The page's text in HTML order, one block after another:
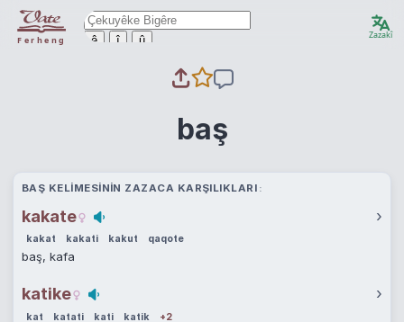
Ferheng ê î û Zazakî
baş
BAŞ KELIMESININ ZAZACA KARŞILIKLARI
kakate ›
kakat kakati kakut qaqote
baş, kafa
katike ›
kat katati kati katik +2